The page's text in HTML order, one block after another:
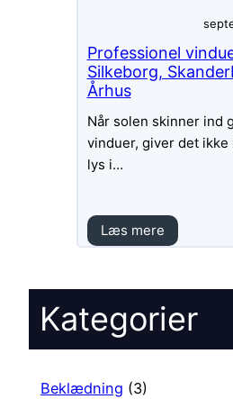
Kategorier
Beklædning (3)
Professionel
Silkeborg,
Århus
Når solen skinner ind
vinduer, giver det ikke
lys i…
Læs mere